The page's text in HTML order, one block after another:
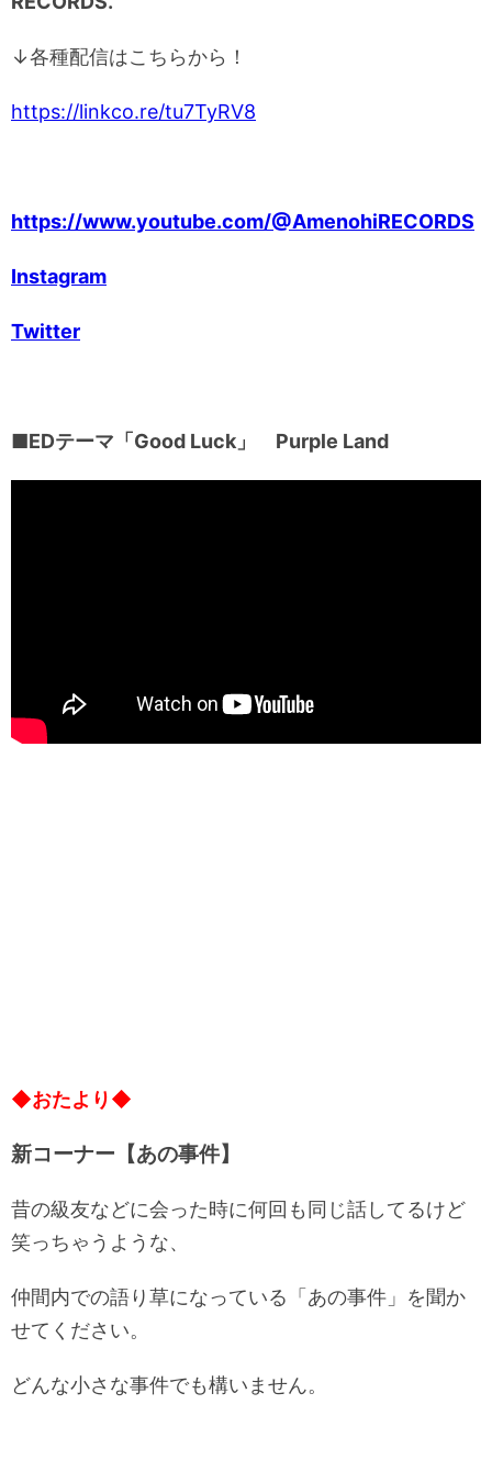
↓各種配信はこちらから！
https://linkco.re/tu7TyRV8
https://www.youtube.com/@AmenohiRECORDS
Instagram
Twitter
■EDテーマ「Good Luck」 Purple Land
◆おたより◆
新コーナー【あの事件】
昔の級友などに会った時に何回も同じ話してるけど
笑っちゃうような、
仲間内での語り草になっている「あの事件」を聞か
せてください。
どんな小さな事件でも構いません。